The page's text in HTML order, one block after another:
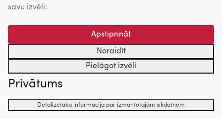
savu izvēli:
Apstiprināt
Noraidīt
Pielāgot izvēli
Privātums
Detalizētāka informācija par izmantotajām sīkdatnēm